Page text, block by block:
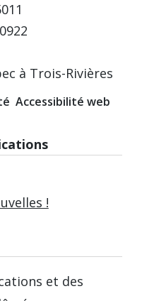
à Trois-Rivières
Accessibilité web
!
et des